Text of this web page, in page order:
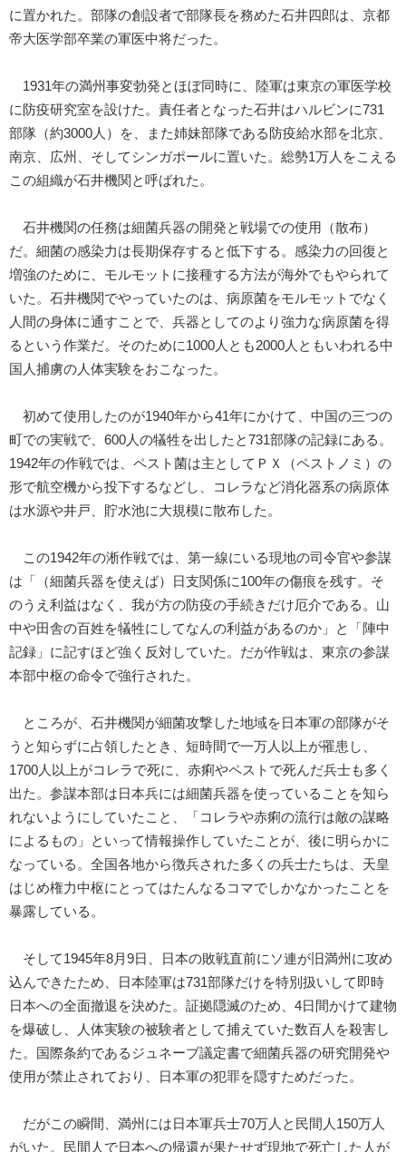
に置かれた。部隊の創設者で部隊長を務めた石井四郎は、京都
帝大医学部卒業の軍医中将だった。
1931年の満州事変勃発とほぼ同時に、陸軍は東京の軍医学校
に防疫研究室を設けた。責任者となった石井はハルビンに731
部隊（約3000人）を、また姉妹部隊である防疫給水部を北京、
南京、広州、そしてシンガポールに置いた。総勢1万人をこえる
この組織が石井機関と呼ばれた。
石井機関の任務は細菌兵器の開発と戦場での使用（散布）
だ。細菌の感染力は長期保存すると低下する。感染力の回復と
増強のために、モルモットに接種する方法が海外でもやられて
いた。石井機関でやっていたのは、病原菌をモルモットでなく
人間の身体に通すことで、兵器としてのより強力な病原菌を得
るという作業だ。そのために1000人とも2000人ともいわれる中
国人捕虜の人体実験をおこなった。
初めて使用したのが1940年から41年にかけて、中国の三つの
町での実戦で、600人の犠牲を出したと731部隊の記録にある。
1942年の作戦では、ペスト菌は主としてＰＸ（ペストノミ）の
形で航空機から投下するなどし、コレラなど消化器系の病原体
は水源や井戸、貯水池に大規模に散布した。
この1942年の淅作戦では、第一線にいる現地の司令官や参謀
は「（細菌兵器を使えば）日支関係に100年の傷痕を残す。そ
のうえ利益はなく、我が方の防疫の手続きだけ厄介である。山
中や田舎の百姓を犠牲にしてなんの利益があるのか」と「陣中
記録」に記すほど強く反対していた。だが作戦は、東京の参謀
本部中枢の命令で強行された。
ところが、石井機関が細菌攻撃した地域を日本軍の部隊がそ
うと知らずに占領したとき、短時間で一万人以上が罹患し、
1700人以上がコレラで死に、赤痢やペストで死んだ兵士も多く
出た。参謀本部は日本兵には細菌兵器を使っていることを知ら
れないようにしていたこと、「コレラや赤痢の流行は敵の謀略
によるもの」といって情報操作していたことが、後に明らかに
なっている。全国各地から徴兵された多くの兵士たちは、天皇
はじめ権力中枢にとってはたんなるコマでしかなかったことを
暴露している。
そして1945年8月9日、日本の敗戦直前にソ連が旧満州に攻め
込んできたため、日本陸軍は731部隊だけを特別扱いして即時
日本への全面撤退を決めた。証拠隠滅のため、4日間かけて建物
を爆破し、人体実験の被験者として捕えていた数百人を殺害し
た。国際条約であるジュネーブ議定書で細菌兵器の研究開発や
使用が禁止されており、日本軍の犯罪を隠すためだった。
だがこの瞬間、満州には日本軍兵士70万人と民間人150万人
がいた。民間人で日本への帰還が果たせず現地で死亡した人が